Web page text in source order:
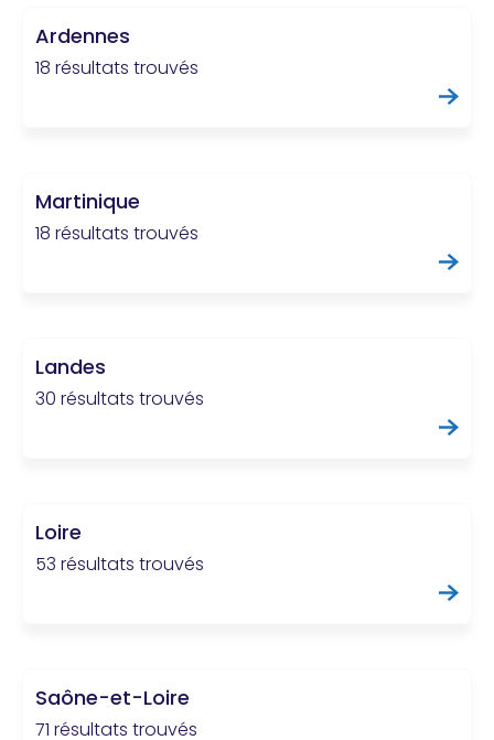
Ardennes
18 résultats trouvés
Martinique
18 résultats trouvés
Landes
30 résultats trouvés
Loire
53 résultats trouvés
Saône-et-Loire
71 résultats trouvés